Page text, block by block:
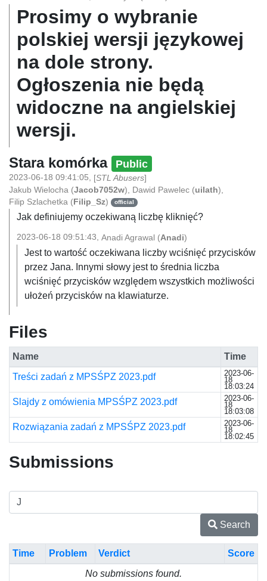
Prosimy o wybranie
polskiej wersji językowej
na dole strony.
Ogłoszenia nie będą
widoczne na angielskiej
wersji.
Stara komórka Public
2023-06-18 09:41:05, [STL Abusers]
Jakub Wielocha (Jacob7052w) Dawid Pawelec (uilath)
Filip Szlachetka (Filip_Sz) official
Jak definiujemy oczekiwaną liczbę kliknięć?
2023-06-18 09:51:43, Anadi Agrawal (Anadi)
Jest to wartość oczekiwana liczby wciśnięć przycisków
przez Jana. Innymi słowy jest to średnia liczba
wciśnięć przycisków względem wszystkich możliwości
ułożeń przycisków na klawiaturze.
Files
Name
Time
Treści zadań z MPSŚPZ 2023.pdf
2023-06-
18
18:03:24
Slajdy z omówienia MPSŚPZ 2023.pdf 2023-06-
18
18:03:08
Rozwiązania zadań z MPSŚPZ 2023.pdf 2023-06-
18
18:02:45
Submissions
Search
Time Problem Verdict
Score
No submissions found.